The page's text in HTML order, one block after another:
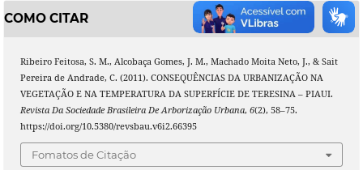
COMO CITAR
Ribeiro Feitosa, S. M., Alcobaça Gomes, J. M., Machado Moita Neto, J., & Sait
Pereira de Andrade, C. (2011). CONSEQUÊNCIAS DA URBANIZAÇÃO NA
VEGETAÇÃO E NA TEMPERATURA DA SUPERFÍCIE DE TERESINA – PIAUI.
Revista Da Sociedade Brasileira De Arborização Urbana, 6(2), 58–75.
https://doi.org/10.5380/revsbau.v6i2.66395
Fomatos de Citação